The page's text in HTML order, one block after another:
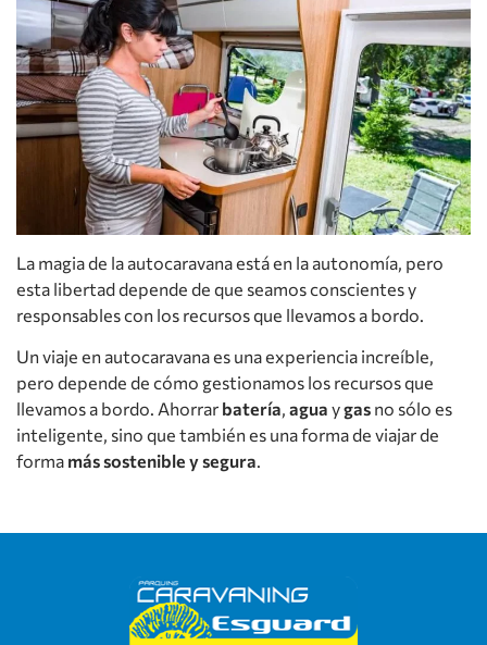
La magia de la autocaravana está en la autonomía, pero
esta libertad depende de que seamos conscientes y
responsables con los recursos que llevamos a bordo.
Un viaje en autocaravana es una experiencia increíble,
pero depende de cómo gestionamos los recursos que
llevamos a bordo. Ahorrar batería, agua ygas no sólo es
inteligente, sino que también es una forma de viajar de
forma más sostenible y segura.